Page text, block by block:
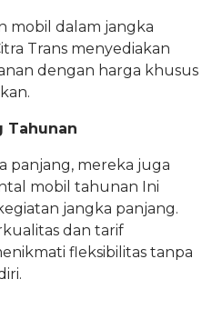
mobil dalam jangka
Trans menyediakan
dengan harga khusus
Tahunan
mereka juga
mobil tahunan Ini
jangka panjang.
dan tarif
fleksibilitas tanpa